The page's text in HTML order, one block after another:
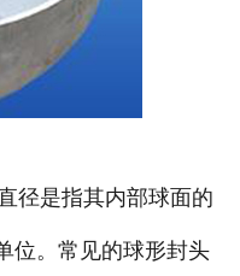
诚聘英才
联系我们
是指其内部球面的
位。常见的球形封头